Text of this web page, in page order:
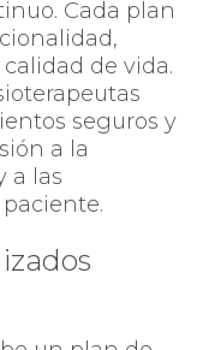
Cada plan
de vida.
seguros y
a la
a las